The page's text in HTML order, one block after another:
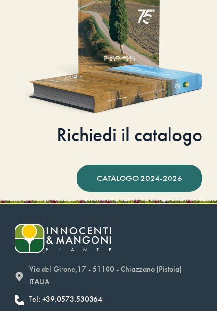
Richiedi il catalogo
CATALOGO 2024-2026
Via del Girone,17 - 51100 - Chiazzano (Pistoia)
ITALIA
Tel: +39.0573.530364